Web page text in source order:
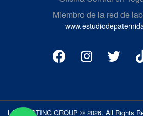
Miembro de la red de
LAB TESTING GROUP © 2026. All Rights